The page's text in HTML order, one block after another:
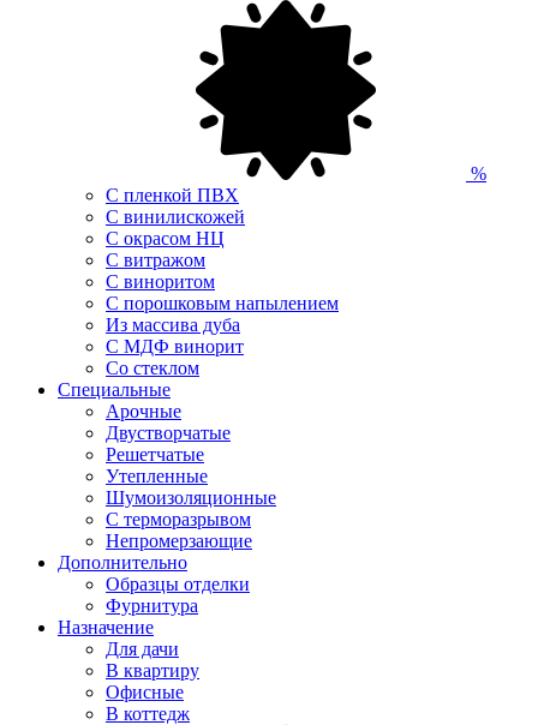
%
С пленкой ПВХ
С винилискожей
С окрасом НЦ
С витражом
С виноритом
С порошковым напылением
Из массива дуба
С МДФ винорит
Со стеклом
Специальные
Арочные
Двустворчатые
Решетчатые
Утепленные
Шумоизоляционные
С терморазрывом
Непромерзающие
Дополнительно
Образцы отделки
Фурнитура
Назначение
Для дачи
В квартиру
Офисные
В коттедж